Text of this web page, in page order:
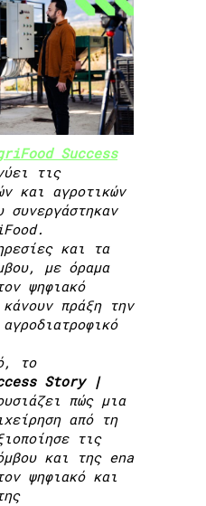
Success
τις
και αγροτικών
συνεργάστηκαν
και τα
με όραμα
ψηφιακό
πράξη την
το
Story |
πώς μια
από τη
τις
και της ena
ψηφιακό και